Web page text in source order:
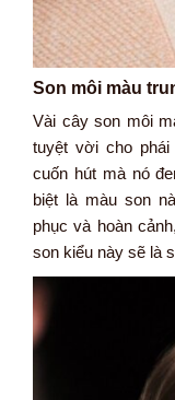
Son môi màu
Vài cây son môi
tuyệt vời cho
cuốn hút mà nó
biệt là màu son
phục và hoàn
son kiểu này sẽ là